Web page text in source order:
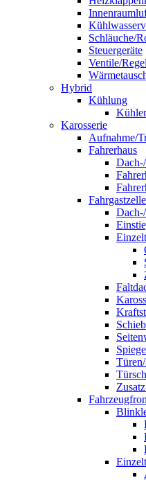
Schläuche/
Steuergeräte
Ventile/
Hybrid
Kühlung
Karosserie
Aufnahme/
Fahrerhaus
Fahrgastzelle